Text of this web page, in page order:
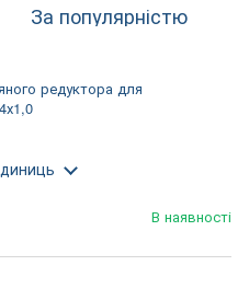
За популярністю
редуктора для
В наявності